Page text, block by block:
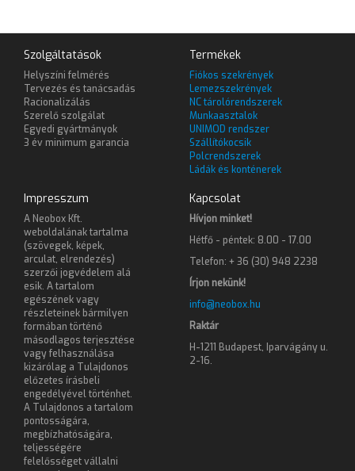
Szolgáltatások
Helyszíni felmérés
Tervezés és tanácsadás
Racionalizálás
Szerelő szolgálat
Egyedi gyártmányok
3 év minimum garancia
Termékek
Fiókos szekrények
Lemezszekrények
NC tárolórendszerek
Munkaasztalok
UNIMOD rendszer
Szállítókocsik
Polcrendszerek
Ládák és konténerek
Impresszum
A Neobox Kft.
weboldalának tartalma
(szövegek, képek,
arculat, elrendezés)
szerzői jogvédelem alá
esik. A tartalom
egészének vagy
részleteinek bármilyen
formában történő
másodlagos terjesztése
vagy felhasználása
kizárólag a Tulajdonos
előzetes írásbeli
engedélyével történhet.
A Tulajdonos a tartalom
pontosságára,
megbízhatóságára,
teljességére
felelősséget vállalni
Kapcsolat
Hívjon minket!
Hétfő - péntek: 8.00 - 17.00
Telefon: + 36 (30) 948 2238
Írjon nekünk!
info@neobox.hu
Raktár
H-1211 Budapest, Iparvágány u.
2-16.